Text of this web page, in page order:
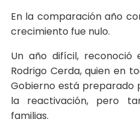
En la comparación año
crecimiento fue nulo.
Un año difícil, reconoció
Rodrigo Cerda, quien en
Gobierno está preparado
la reactivación, pero
familias.